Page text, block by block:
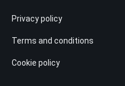
Privacy policy
Terms and conditions
Cookie policy